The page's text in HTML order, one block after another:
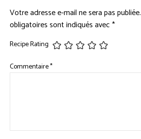
Votre adresse e-mail ne sera pas publiée.
obligatoires sont indiqués avec*
Recipe Rating
Commentaire*